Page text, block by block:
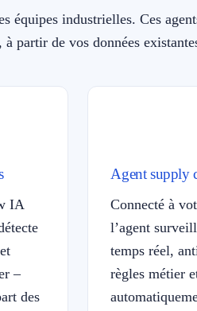
équipes industrielles. Ces
partir de vos données
IA
–
des
Agent supply
Connecté à
l’agent
temps réel,
règles métier